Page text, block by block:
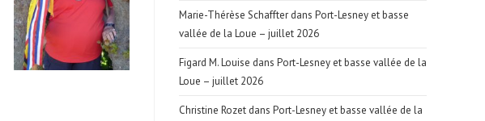
Marie-Thérèse Schaffter dans Port-Lesney et basse
vallée de la Loue – juillet 2026
Figard M. Louise dans Port-Lesney et basse vallée de la
Loue – juillet 2026
Christine Rozet dans Port-Lesney et basse vallée de la